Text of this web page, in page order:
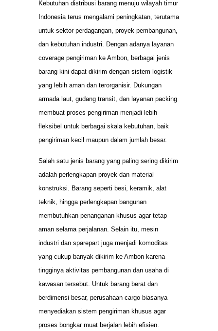
Kebutuhan distribusi barang menuju wilayah timur
Indonesia terus mengalami peningkatan, terutama
untuk sektor perdagangan, proyek pembangunan,
dan kebutuhan industri. Dengan adanya layanan
coverage pengiriman ke Ambon, berbagai jenis
barang kini dapat dikirim dengan sistem logistik
yang lebih aman dan terorganisir. Dukungan
armada laut, gudang transit, dan layanan packing
membuat proses pengiriman menjadi lebih
fleksibel untuk berbagai skala kebutuhan, baik
pengiriman kecil maupun dalam jumlah besar.
Salah satu jenis barang yang paling sering dikirim
adalah perlengkapan proyek dan material
konstruksi. Barang seperti besi, keramik, alat
teknik, hingga perlengkapan bangunan
membutuhkan penanganan khusus agar tetap
aman selama perjalanan. Selain itu, mesin
industri dan sparepart juga menjadi komoditas
yang cukup banyak dikirim ke Ambon karena
tingginya aktivitas pembangunan dan usaha di
kawasan tersebut. Untuk barang berat dan
berdimensi besar, perusahaan cargo biasanya
menyediakan sistem pengiriman khusus agar
proses bongkar muat berjalan lebih efisien.